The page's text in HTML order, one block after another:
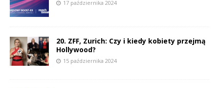
17 października 2024
20. ZFF, Zurich: Czy i kiedy kobiety przejmą
Hollywood?
15 października 2024